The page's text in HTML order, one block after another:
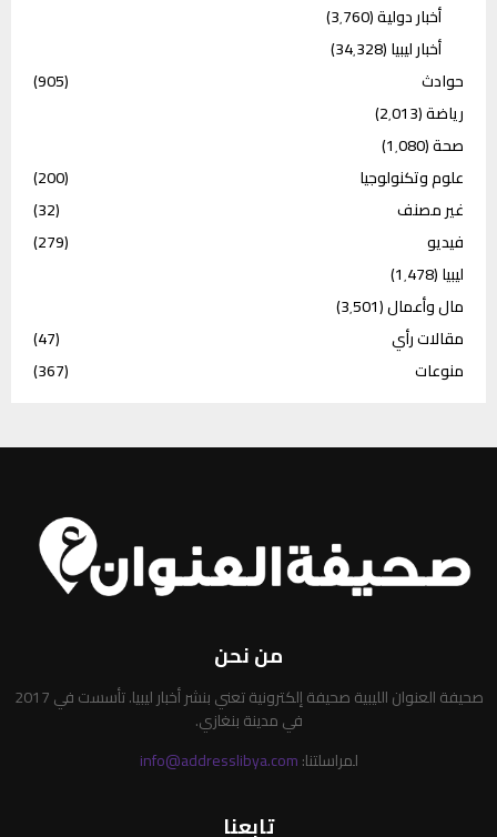
أخبار دولية(3٬760)
أخبار ليبيا(34٬328)
حوادث
(905)
رياضة(2٬013)
صحة(1٬080)
علوم وتكنولوجيا
(200)
غير مصنف
(32)
فيديو
(279)
ليبيا(1٬478)
مال وأعمال(3٬501)
مقالات رأي
(47)
منوعات
(367)
من نحن
صحيفة العنوان الليبية صحيفة إلكترونية تعني بنشر أخبار ليبيا. تأسست في 2017
في مدينة بنغازي.
لمراسلتنا:info@addresslibya.com
تابعنا